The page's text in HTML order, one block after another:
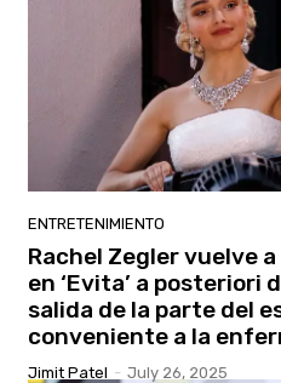
ENTRETENIMIENTO
Rachel Zegler vuelve
en ‘Evita’ a posteriori
salida de la parte del
conveniente a la
Jimit Patel - July 26, 2025